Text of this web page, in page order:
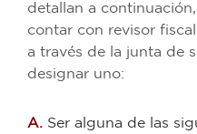
detallan a
contar con revisor
a través de la junta de
designar uno:
A. Ser alguna de las